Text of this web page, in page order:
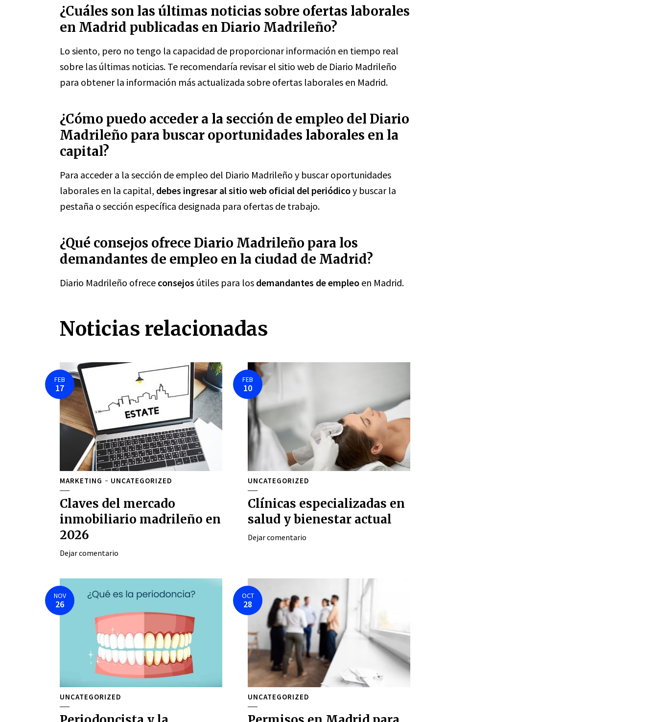
¿Cuáles son las últimas noticias sobre ofertas laborales
en Madrid publicadas en Diario Madrileño?
Lo siento, pero no tengo la capacidad de proporcionar información en tiempo real
sobre las últimas noticias. Te recomendaría revisar el sitio web de Diario Madrileño
para obtener la información más actualizada sobre ofertas laborales en Madrid.
¿Cómo puedo acceder a la sección de empleo del Diario
Madrileño para buscar oportunidades laborales en la
capital?
Para acceder a la sección de empleo del Diario Madrileño y buscar oportunidades
laborales en la capital, debes ingresar al sitio web oficial del periódicoy buscar la
pestaña o sección específica designada para ofertas de trabajo.
¿Qué consejos ofrece Diario Madrileño para los
demandantes de empleo en la ciudad de Madrid?
Diario Madrileño ofrece consejos útiles para los demandantes de empleo en Madrid.
Noticias relacionadas
FEB
17
MARKETING UNCATEGORIZED
Claves del mercado
inmobiliario madrileño en
2026
Dejar comentario
FEB
10
UNCATEGORIZED
Clínicas especializadas en
salud y bienestar actual
Dejar comentario
NOV
26
UNCATEGORIZED
OCT
28
UNCATEGORIZED